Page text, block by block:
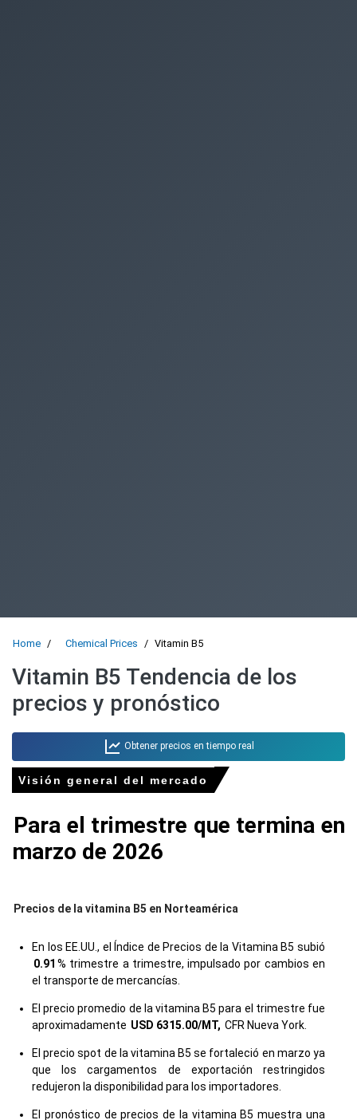
Home Chemical Prices Vitamin B5
Vitamin B5 Tendencia de los
precios y pronóstico
Obtener precios en tiempo real
Visión general del mercado
Para el trimestre que termina en
marzo de 2026
Precios de la vitamina B5 en Norteamérica
En los EE.UU., el Índice de Precios de la Vitamina B5 subió
0.91 % trimestre a trimestre, impulsado por cambios en
el transporte de mercancías.
El precio promedio de la vitamina B5 para el trimestre fue
aproximadamente USD 6315.00/MT, CFR Nueva York.
El precio spot de la vitamina B5 se fortaleció en marzo ya
que los cargamentos de exportación restringidos
redujeron la disponibilidad para los importadores.
El pronóstico de precios de la vitamina B5 muestra una